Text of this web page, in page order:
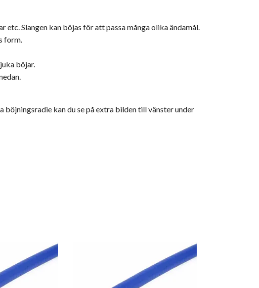
Slangen kan böjas för att passa många olika ändamål.
form.
böjar.
böjningsradie kan du se på extra bilden till vänster under